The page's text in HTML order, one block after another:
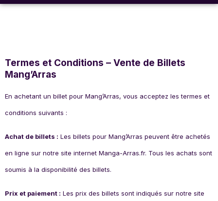
Termes et Conditions – Vente de Billets
Mang’Arras
En achetant un billet pour Mang’Arras, vous acceptez les termes et
conditions suivants :
Achat de billets : Les billets pour Mang’Arras peuvent être achetés
en ligne sur notre site internet Manga-Arras.fr. Tous les achats sont
soumis à la disponibilité des billets.
Prix et paiement : Les prix des billets sont indiqués sur notre site